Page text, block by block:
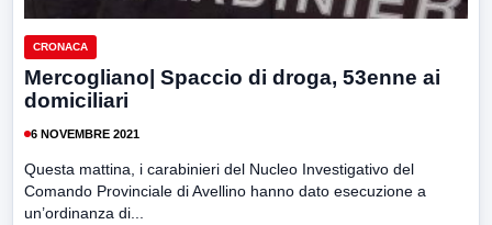
CRONACA
Mercogliano| Spaccio di droga, 53enne ai
domiciliari
6 NOVEMBRE 2021
Questa mattina, i carabinieri del Nucleo Investigativo del
Comando Provinciale di Avellino hanno dato esecuzione a
un’ordinanza di...